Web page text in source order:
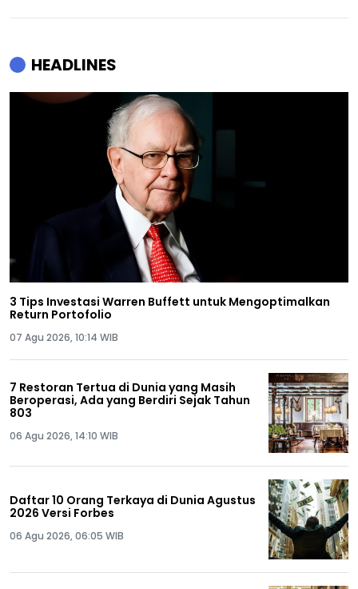
HEADLINES
3 Tips Investasi Warren Buffett untuk Mengoptimalkan
Return Portofolio
07 Agu 2026, 10:14 WIB
7 Restoran Tertua di Dunia yang Masih
Beroperasi, Ada yang Berdiri Sejak Tahun
803
06 Agu 2026, 14:10 WIB
Daftar 10 Orang Terkaya di Dunia Agustus
2026 Versi Forbes
06 Agu 2026, 06:05 WIB